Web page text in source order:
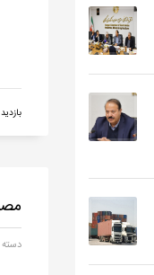
بازدید 4221